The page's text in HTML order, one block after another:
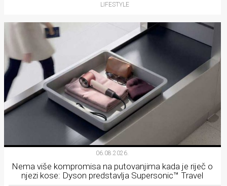
LIFESTYLE
06.08.2026.
Nema više kompromisa na putovanjima kada je riječ o
njezi kose: Dyson predstavlja Supersonic™ Travel